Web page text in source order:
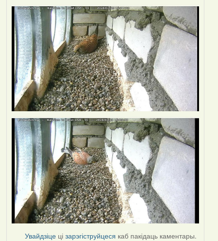
Увайдзіце цізарэгіструйцеся каб пакідаць каментары.